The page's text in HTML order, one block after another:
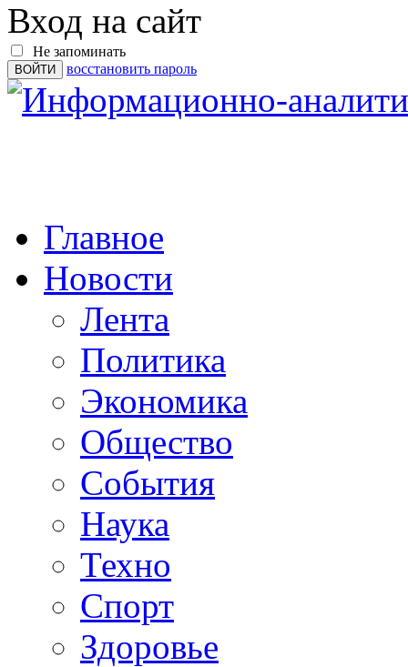
Вход на сайт
Не запоминать
восстановить пароль
Главное
Новости
Лента
Политика
Экономика
Общество
События
Наука
Техно
Спорт
Здоровье